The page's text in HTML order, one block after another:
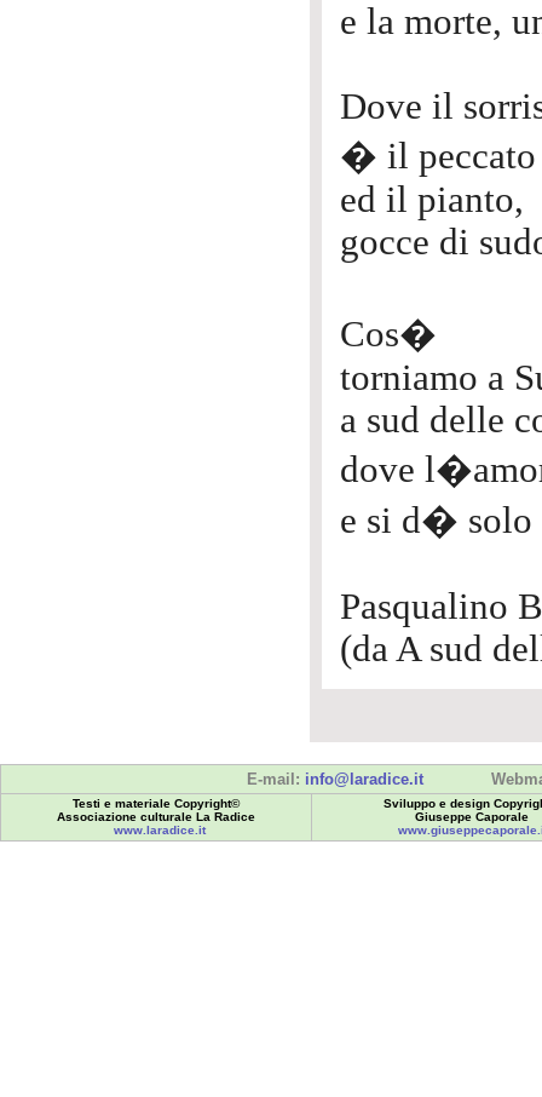
e la morte,
Dove il
� il peccato
ed il pianto,
gocce di
Cos�
torniamo a
a sud delle
dove
e si d� solo
Pasqualino
(da A sud
E-mail: info@laradice.it
Testi e materiale Copyright©
Associazione culturale La Radice
www.laradice.it
Sviluppo e design
Giuseppe Caporale